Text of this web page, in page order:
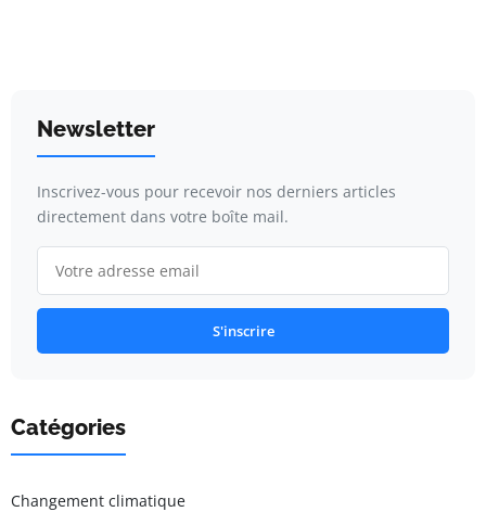
Newsletter
Inscrivez-vous pour recevoir nos derniers articles
directement dans votre boîte mail.
S'inscrire
Catégories
Changement climatique